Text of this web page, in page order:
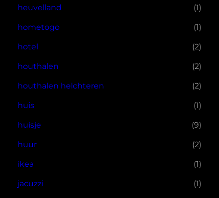
heuvelland (1)
hometogo (1)
hotel (2)
houthalen (2)
houthalen helchteren (2)
huis (1)
huisje (9)
huur (2)
ikea (1)
jacuzzi (1)